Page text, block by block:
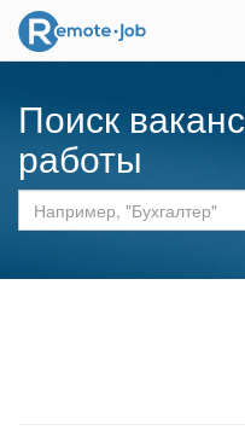
Поиск
работы